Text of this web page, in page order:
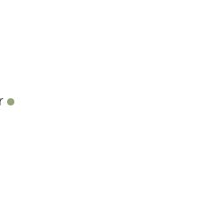
På lager